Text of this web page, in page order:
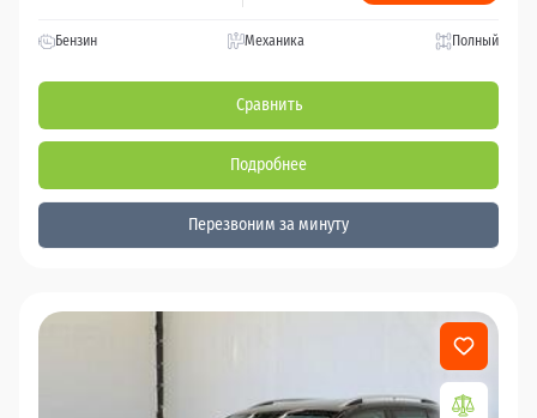
Бензин Механика Полный
Сравнить
Подробнее
Перезвоним за минуту